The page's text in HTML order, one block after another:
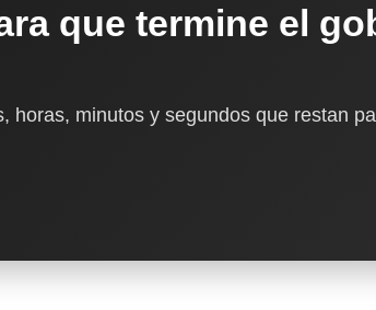
que termine el
horas, minutos y segundos que restan